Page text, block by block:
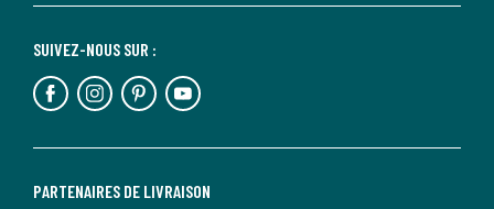
PARTENAIRES DE LIVRAISON
SUIVEZ-NOUS SUR :